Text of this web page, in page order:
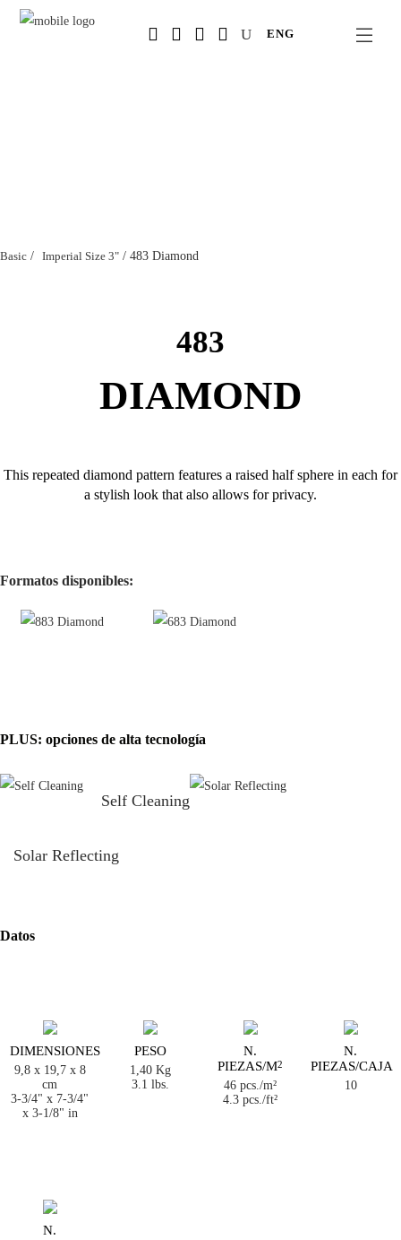
Salta
ENG
Basic / Imperial Size 3" / 483 Diamond
483
DIAMOND
This repeated diamond pattern features a raised half sphere in each for
a stylish look that also allows for privacy.
Formatos disponibles:
PLUS: opciones de alta tecnología
Self Cleaning
Solar Reflecting
Datos
DIMENSIONES
9,8 x 19,7 x 8
cm
3-3/4" x 7-3/4"
x 3-1/8" in
PESO
1,40 Kg
3.1 lbs.
N.
PIEZAS/M2
46 pcs./m²
4.3 pcs./ft²
N.
PIEZAS/CAJA
10
N.